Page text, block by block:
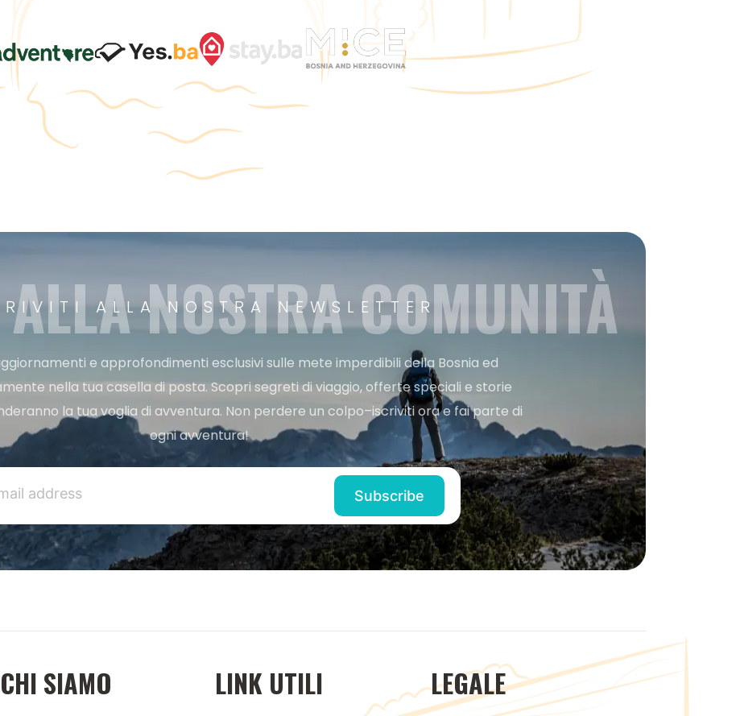
ALLA NOSTRA NEWSLETTER
NOSTRA COMUNITÀ
e approfondimenti esclusivi sulle mete imperdibili della Bosnia ed
nella tua casella di posta. Scopri segreti di viaggio, offerte speciali e storie
la tua voglia di avventura. Non perdere un colpo–iscriviti ora e fai parte di
ogni avventura!
CHI SIAMO LINK UTILI LEGALE